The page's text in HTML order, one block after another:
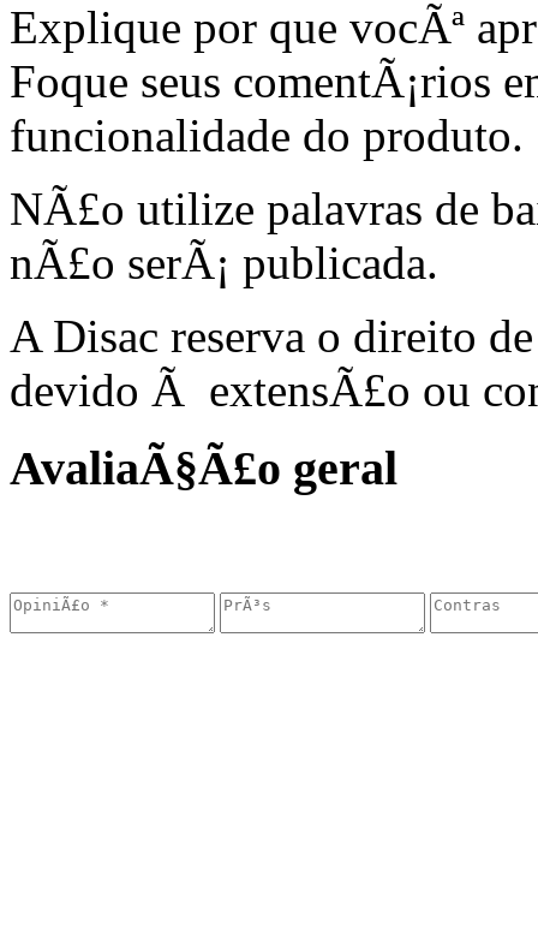
Explique por que vocÃª
Foque seus comentÃ¡rios
funcionalidade do produto.
NÃ£o utilize palavras de
nÃ£o serÃ¡ publicada.
A Disac reserva o direito
devido Ã extensÃ£o ou
AvaliaÃ§Ã£o geral